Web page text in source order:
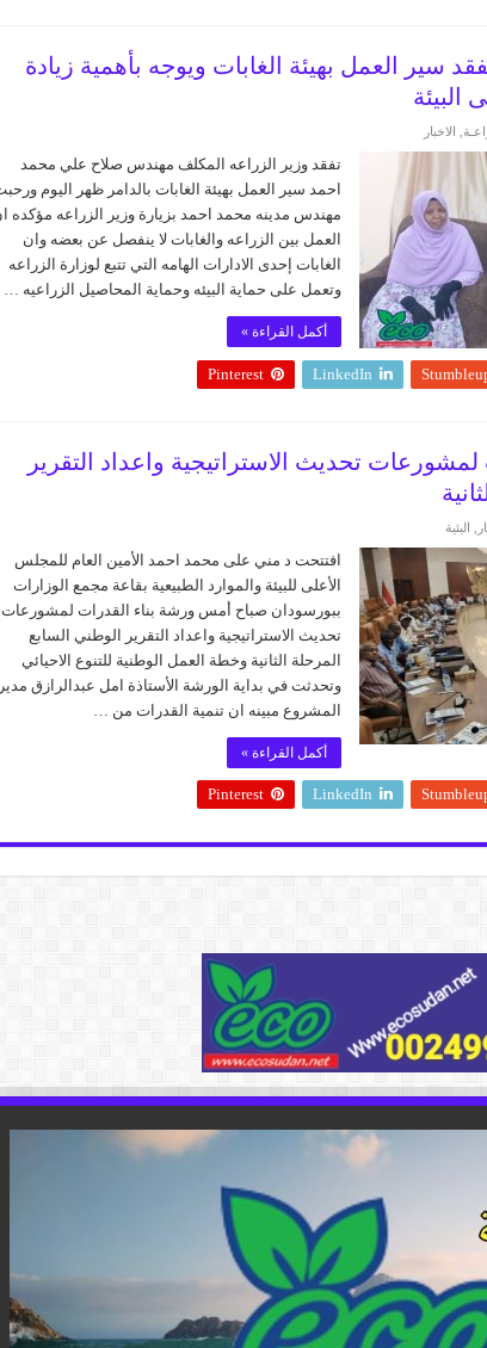
سير العمل بهيئة الغابات ويوجه بأهمية زيادة
البيئة
الاخبار
تفقد وزير الزراعه المكلف مهندس صلاح علي محمد
احمد سير العمل بهيئة الغابات بالدامر ظهر اليوم
مهندس مدينه محمد احمد بزيارة وزير الزراعه مؤكده
العمل بين الزراعه والغابات لا ينفصل عن بعضه وان
الغابات إحدى الادارات الهامه التي تتبع لوزارة الزراعه
وتعمل على حماية البيئه وحماية المحاصيل الزراعيه …
أكمل القراءة »
LinkedIn
Pinterest
لمشورعات تحديث الاستراتيجية واعداد التقرير
البئية
افتتحت د مني على محمد احمد الأمين العام للمجلس
الأعلى للبيئة والموارد الطبيعية بقاعة مجمع الوزارات
ببورسودان صباح أمس ورشة بناء القدرات لمشورعات
تحديث الاستراتيجية واعداد التقرير الوطني السابع
المرحلة الثانية وخطة العمل الوطنية للتنوع الاحيائي
وتحدثت في بداية الورشة الأستاذة امل عبدالرازق مدير
المشروع مبينه ان تنمية القدرات من …
أكمل القراءة »
LinkedIn
Pinterest